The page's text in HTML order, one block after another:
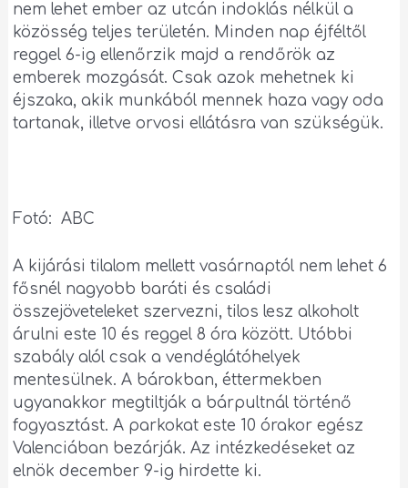
nem lehet ember az utcán indoklás nélkül a
közösség teljes területén. Minden nap éjféltől
reggel 6-ig ellenőrzik majd a rendőrök az
emberek mozgását. Csak azok mehetnek ki
éjszaka, akik munkából mennek haza vagy oda
tartanak, illetve orvosi ellátásra van szükségük.
Fotó: ABC
A kijárási tilalom mellett vasárnaptól nem lehet 6
fősnél nagyobb baráti és családi
összejöveteleket szervezni, tilos lesz alkoholt
árulni este 10 és reggel 8 óra között. Utóbbi
szabály alól csak a vendéglátóhelyek
mentesülnek. A bárokban, éttermekben
ugyanakkor megtiltják a bárpultnál történő
fogyasztást. A parkokat este 10 órakor egész
Valenciában bezárják. Az intézkedéseket az
elnök december 9-ig hirdette ki.